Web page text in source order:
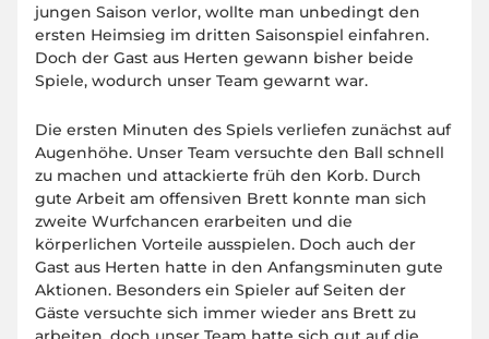
jungen Saison verlor, wollte man unbedingt den
ersten Heimsieg im dritten Saisonspiel einfahren.
Doch der Gast aus Herten gewann bisher beide
Spiele, wodurch unser Team gewarnt war.
Die ersten Minuten des Spiels verliefen zunächst auf
Augenhöhe. Unser Team versuchte den Ball schnell
zu machen und attackierte früh den Korb. Durch
gute Arbeit am offensiven Brett konnte man sich
zweite Wurfchancen erarbeiten und die
körperlichen Vorteile ausspielen. Doch auch der
Gast aus Herten hatte in den Anfangsminuten gute
Aktionen. Besonders ein Spieler auf Seiten der
Gäste versuchte sich immer wieder ans Brett zu